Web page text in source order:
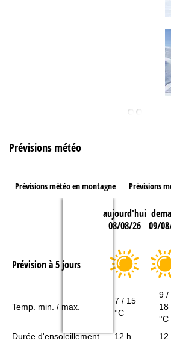
Prévisions météo
Prévisions météo en montagne Prévisions
aujourd'hui
08/08/26 09/
Prévision à 5 jours
Temp. min. / max.
7 / 15
°C
9 /
18
°C
Durée d'ensoleillement
12 h 12